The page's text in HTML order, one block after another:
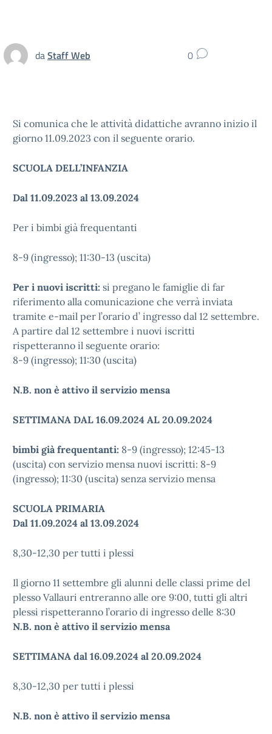
daStaff Web 0
Si comunica che le attività didattiche avranno inizio il
giorno 11.09.2023 con il seguente orario.
SCUOLA DELL’INFANZIA
Dal 11.09.2023 al 13.09.2024
Per i bimbi già frequentanti
8-9 (ingresso); 11:30-13 (uscita)
Per i nuovi iscritti: si pregano le famiglie di far
riferimento alla comunicazione che verrà inviata
tramite e-mail per l’orario d’ ingresso dal 12 settembre.
A partire dal 12 settembre i nuovi iscritti
rispetteranno il seguente orario:
8-9 (ingresso); 11:30 (uscita)
N.B. non è attivo il servizio mensa
SETTIMANA DAL 16.09.2024 AL 20.09.2024
bimbi già frequentanti: 8-9 (ingresso); 12:45-13
(uscita) con servizio mensa nuovi iscritti: 8-9
(ingresso); 11:30 (uscita) senza servizio mensa
SCUOLA PRIMARIA
Dal 11.09.2024 al 13.09.2024
8,30-12,30 per tutti i plessi
Il giorno 11 settembre gli alunni delle classi prime del
plesso Vallauri entreranno alle ore 9:00, tutti gli altri
plessi rispetteranno l’orario di ingresso delle 8:30
N.B. non è attivo il servizio mensa
SETTIMANA dal 16.09.2024 al 20.09.2024
8,30-12,30 per tutti i plessi
N.B. non è attivo il servizio mensa